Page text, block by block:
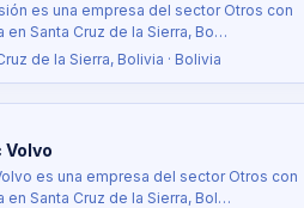
es una empresa del sector Otros con
en Santa Cruz de la Sierra, Bo…
de la Sierra, Bolivia · Bolivia
Volvo
es una empresa del sector Otros con
en Santa Cruz de la Sierra, Bol…